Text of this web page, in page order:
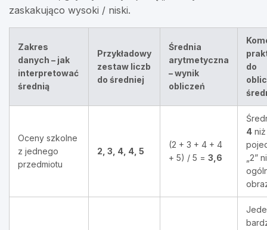
zaskakująco wysoki / niski.
Zakres
danych – jak
interpretować
średnią
Przykładowy
zestaw liczb
do średniej
Średnia
arytmetyczna
– wynik
obliczeń
do
Oceny szkolne
z jednego
przedmiotu
2, 3, 4, 4, 5
(2 + 3 + 4 + 4
+ 5) / 5 = 3,6
4
„2”